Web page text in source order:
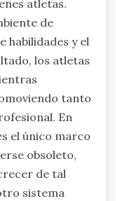
atletas.
de
habilidades y el
los atletas
tanto
En
el único marco
obsoleto,
de tal
sistema